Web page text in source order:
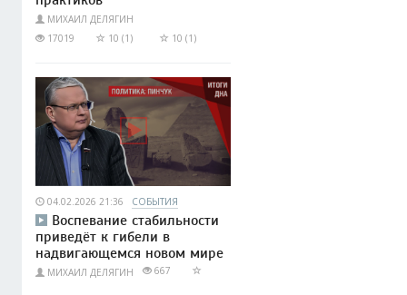
МИХАИЛ ДЕЛЯГИН
17019
10 (1) 10 (1)
04.02.2026 21:36 СОБЫТИЯ
Воспевание стабильности
приведёт к гибели в
надвигающемся новом мире
МИХАИЛ ДЕЛЯГИН 667